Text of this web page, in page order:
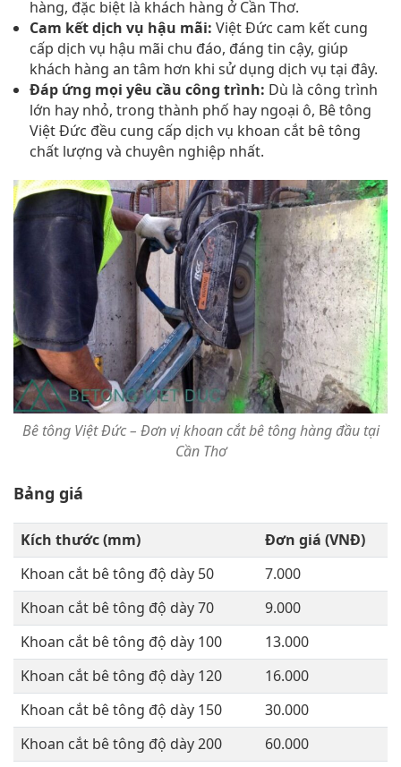
hàng, đặc biệt là khách hàng ở Cần Thơ.
Cam kết dịch vụ hậu mãi: Việt Đức cam kết cung
cấp dịch vụ hậu mãi chu đáo, đáng tin cậy, giúp
khách hàng an tâm hơn khi sử dụng dịch vụ tại đây.
Đáp ứng mọi yêu cầu công trình: Dù là công trình
lớn hay nhỏ, trong thành phố hay ngoại ô, Bê tông
Việt Đức đều cung cấp dịch vụ khoan cắt bê tông
chất lượng và chuyên nghiệp nhất.
Bê tông Việt Đức – Đơn vị khoan cắt bê tông hàng đầu tại
Cần Thơ
Bảng giá
Kích thước (mm)
Đơn giá (VNĐ)
Khoan cắt bê tông độ dày 50
7.000
Khoan cắt bê tông độ dày 70
9.000
Khoan cắt bê tông độ dày 100
13.000
Khoan cắt bê tông độ dày 120
16.000
Khoan cắt bê tông độ dày 150
30.000
Khoan cắt bê tông độ dày 200
60.000